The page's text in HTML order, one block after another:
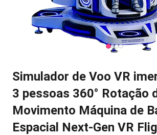
Simulador de Voo VR
3 pessoas 360° Rotação
Movimento Máquina de
Espacial Next-Gen VR